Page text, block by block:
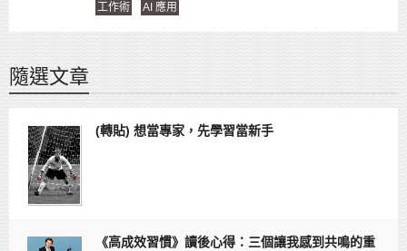
工作術 AI 應用
隨選文章
(轉貼) 想當專家，先學習當新手
《高成效習慣》讀後心得：三個讓我感到共鳴的重